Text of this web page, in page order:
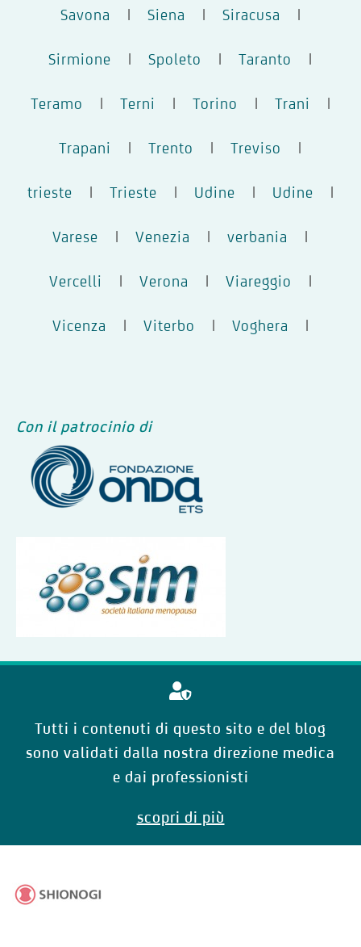
Savona | Siena | Siracusa |
Sirmione | Spoleto | Taranto |
Teramo | Terni | Torino | Trani |
Trapani | Trento | Treviso |
trieste | Trieste | Udine | Udine |
Varese | Venezia | verbania |
Vercelli | Verona | Viareggio |
Vicenza | Viterbo | Voghera |
Con il patrocinio di
Tutti i contenuti di questo sito e del blog
sono validati dalla nostra direzione medica
e dai professionisti
scopri di più